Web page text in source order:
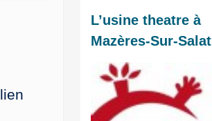
L’usine theatre à
Mazères-Sur-Salat